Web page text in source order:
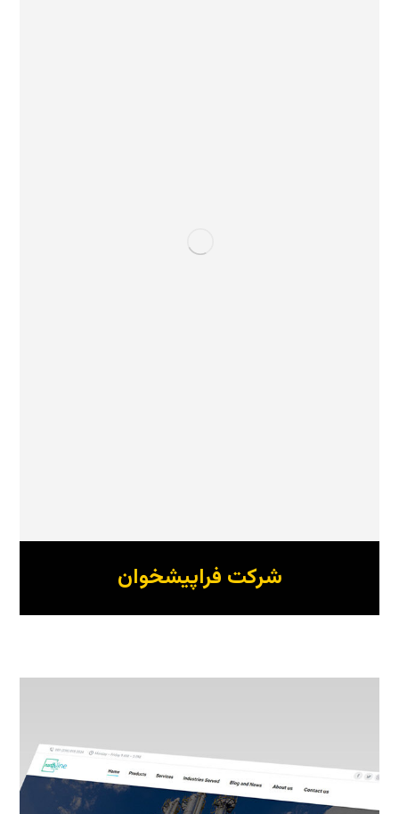
شرکت فراپیشخوان